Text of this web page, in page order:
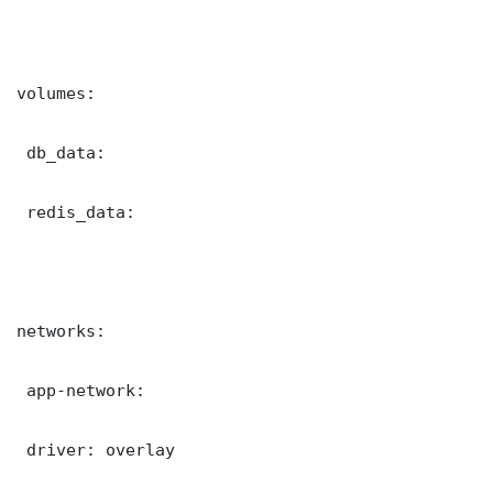
volumes:
db_data:
redis_data:
networks:
app-network:
driver: overlay